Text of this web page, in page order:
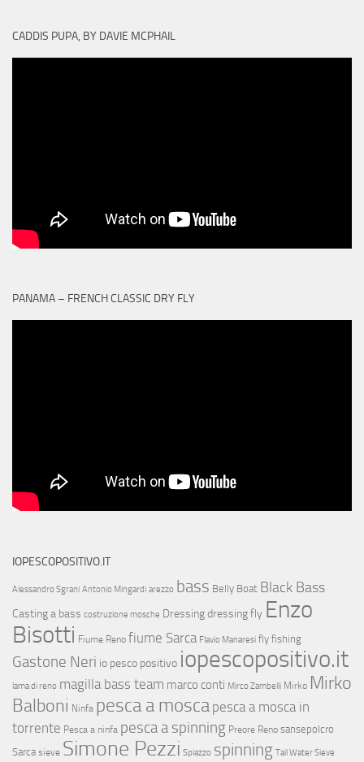
CADDIS PUPA, BY DAVIE MCPHAIL
PANAMA – FRENCH CLASSIC DRY FLY
IOPESCOPOSITIVO.IT
Alessandro Sgrani Antonio Mingardi arezzo bass Belly Boat Black Bass
Casting a bass costruzione mosche Dressingdressing fly Enzo
Bisotti Fiume Reno fiume Sarca Flavio Manaresi fly fishing
Gastone Neri io pesco positivo iopescopositivo.it
lama di reno magilla bass team marco conti Mirco Zambelli Mirko Mirko
Balboni Ninfa pesca a mosca pesca a mosca in
torrente Pesca a ninfa pesca a spinning Preore Reno sansepolcro
Sarca sieve Simone Pezzi Spiazzo spinning Tail Water Sieve